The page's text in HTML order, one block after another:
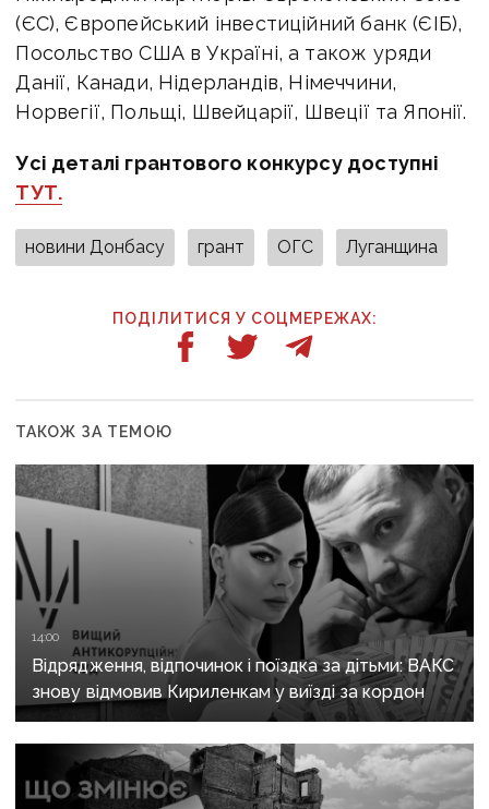
(ЄС), Європейський інвестиційний банк (ЄІБ),
Посольство США в Україні, а також уряди
Данії, Канади, Нідерландів, Німеччини,
Норвегії, Польщі, Швейцарії, Швеції та Японії.
Усі деталі грантового конкурсу доступні
ТУТ.
новини Донбасу грант ОГС Луганщина
ПОДІЛИТИСЯ У СОЦМЕРЕЖАХ:
ТАКОЖ ЗА ТЕМОЮ
14:00
Відрядження, відпочинок і поїздка за дітьми: ВАКС
знову відмовив Кириленкам у виїзді за кордон